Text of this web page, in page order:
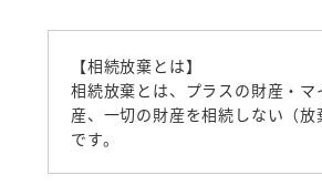
【相続放棄とは】
相続放棄とは、プラスの財産・マ
産、一切の財産を相続しない（放
です。